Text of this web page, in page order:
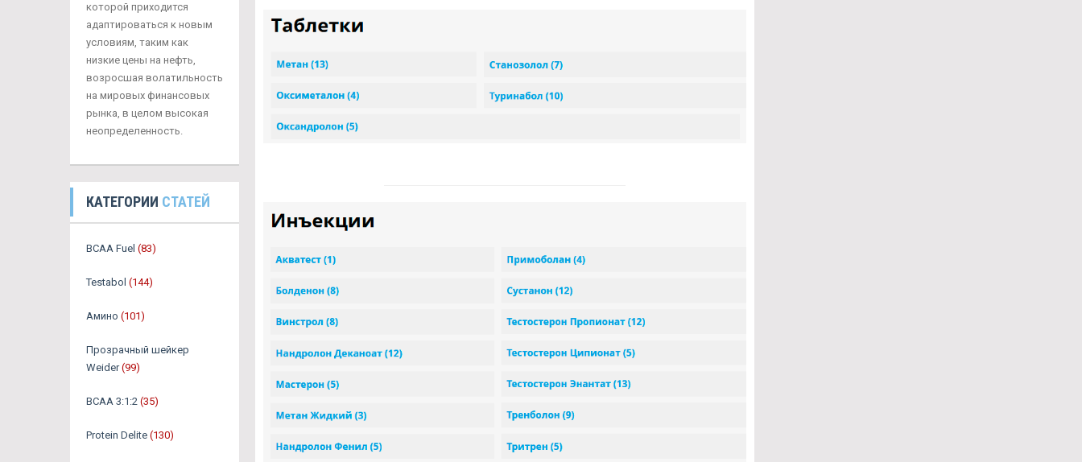
которой приходится
адаптироваться к новым
условиям, таким как
низкие цены на нефть,
возросшая волатильность
на мировых финансовых
рынка, в целом высокая
неопределенность.
КАТЕГОРИИ СТАТЕЙ
BCAA Fuel (83)
Testabol (144)
Амино (101)
Прозрачный шейкер
Weider (99)
BCAA 3:1:2 (35)
Protein Delite (130)